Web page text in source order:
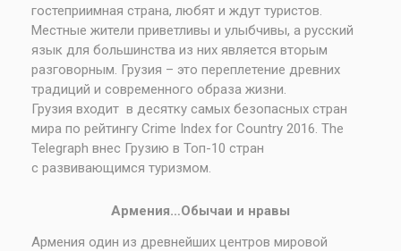
гостеприимная страна, любят и ждут туристов.
Местные жители приветливы и улыбчивы, а русский
язык для большинства из них является вторым
разговорным. Грузия – это переплетение древних
традиций и современного образа жизни.
Грузия входит в десятку самых безопасных стран
мира по рейтингу Crime Index for Country 2016. The
Telegraph внес Грузию в Топ-10 стран
с развивающимся туризмом.
Армения…Обычаи и нравы
Армения один из древнейших центров мировой